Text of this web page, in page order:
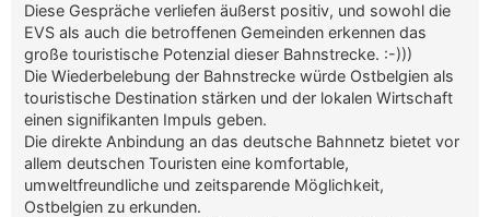
Diese Gespräche verliefen äußerst positiv, und sowohl die
EVS als auch die betroffenen Gemeinden erkennen das
große touristische Potenzial dieser Bahnstrecke. :-)))
Die Wiederbelebung der Bahnstrecke würde Ostbelgien als
touristische Destination stärken und der lokalen Wirtschaft
einen signifikanten Impuls geben.
Die direkte Anbindung an das deutsche Bahnnetz bietet vor
allem deutschen Touristen eine komfortable,
umweltfreundliche und zeitsparende Möglichkeit,
Ostbelgien zu erkunden.